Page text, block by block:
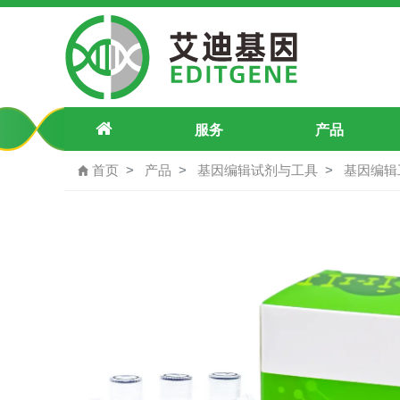
pU6-SDHB-c.268C>T-pegRNA2-
服务 产品
首页 产品 基因编辑试剂与工具 基因编